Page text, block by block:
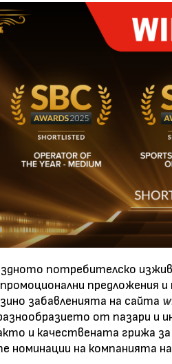
потребителско
предложения
забавленията на сайта
от пазари
и качествената грижа
номинации на компанията